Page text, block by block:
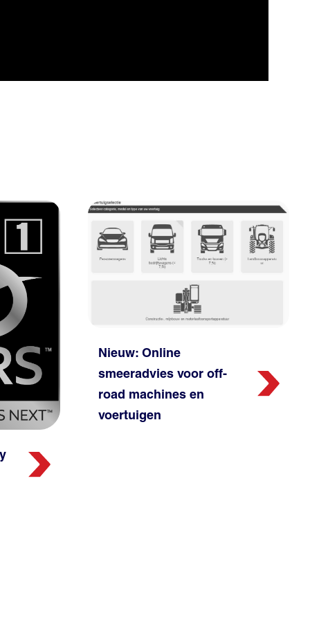
Nieuw: Online
smeeradvies voor off-
road machines en
voertuigen